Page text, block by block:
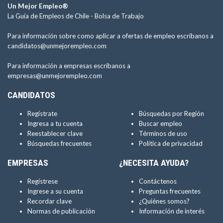
Un Mejor Empleo®
La Guía de Empleos de Chile - Bolsa de Trabajo
Para información sobre como aplicar a ofertas de empleo escríbanos a
candidatos@unmejorempleo.com
Para información a empresas escríbanos a
empresas@unmejorempleo.com
CANDIDATOS
Regístrate
Ingresa a tu cuenta
Reestablecer clave
Búsquedas frecuentes
Búsquedas por Región
Buscar empleo
Términos de uso
Política de privacidad
EMPRESAS
Regístrese
Ingrese a su cuenta
Recordar clave
Normas de publicación
¿NECESITA AYUDA?
Contáctenos
Preguntas frecuentes
¿Quiénes somos?
Información de interés